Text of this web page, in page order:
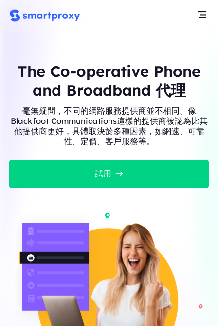
The Co-operative Phone
and Broadband 代理
毫無疑問，不同的網路服務提供商並不相同。像
Blackfoot Communications這樣的提供商被認為比其
他提供商更好，具體取決於多種因素，如網速、可靠
性、定價、客戶服務等。
試用